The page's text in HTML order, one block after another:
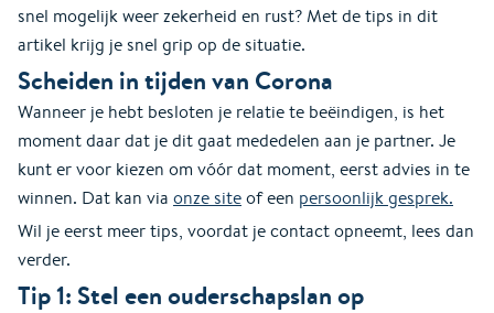
snel mogelijk weer zekerheid en rust? Met de tips in dit
artikel krijg je snel grip op de situatie.
Scheiden in tijden van Corona
Wanneer je hebt besloten je relatie te beëindigen, is het
moment daar dat je dit gaat mededelen aan je partner. Je
kunt er voor kiezen om vóór dat moment, eerst advies in te
winnen. Dat kan via onze siteof een persoonlijk gesprek.
Wil je eerst meer tips, voordat je contact opneemt, lees dan
verder.
Tip 1: Stel een ouderschapslan op